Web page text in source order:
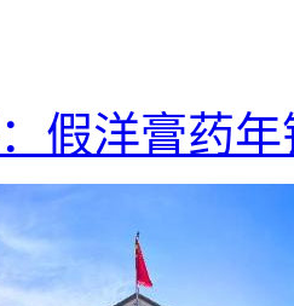
假洋膏药